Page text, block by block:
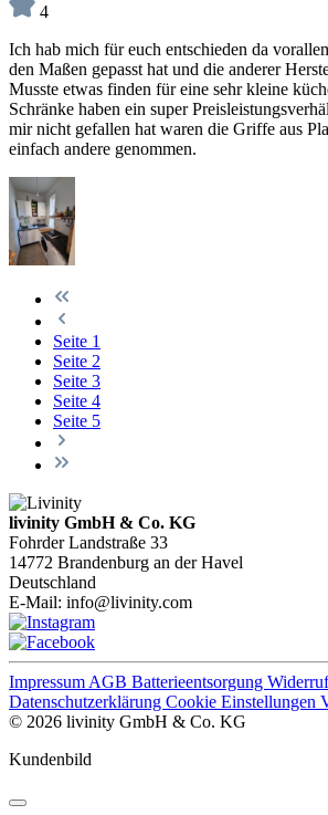
4
Ich hab mich für euch entschieden da
den Maßen gepasst hat und die anderer
Musste etwas finden für eine sehr kleine
Schränke haben ein super
mir nicht gefallen hat waren die Griffe aus
einfach andere genommen.
Seite 1
Seite 2
Seite 3
Seite 4
Seite 5
livinity GmbH & Co. KG
Fohrder Landstraße 33
14772 Brandenburg an der Havel
Deutschland
E-Mail: info@livinity.com
Impressum AGB Batterieentsorgung
Datenschutzerklärung Cookie Einstellungen
© 2026 livinity GmbH & Co. KG
Kundenbild